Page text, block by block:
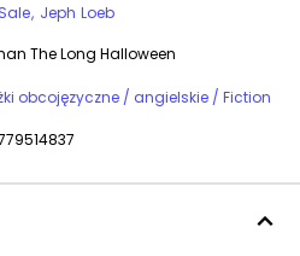
Jeph Loeb
The Long Halloween
Książki obcojęzyczne / angielskie / Fiction